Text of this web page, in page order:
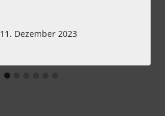
11. Dezember 2023